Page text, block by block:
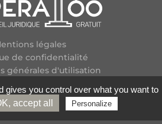
légales
de confidentialité
générales d'utilisation
nous
Flux RSS
- Tous droits réservés
gives you control over what you want to
accept all Personalize